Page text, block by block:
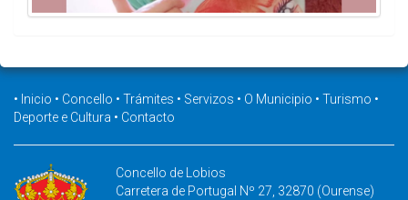
• Inicio • Concello • Trámites • Servizos • O Municipio • Turismo •
Deporte e Cultura • Contacto
Concello de Lobios
Carretera de Portugal Nº 27, 32870 (Ourense)